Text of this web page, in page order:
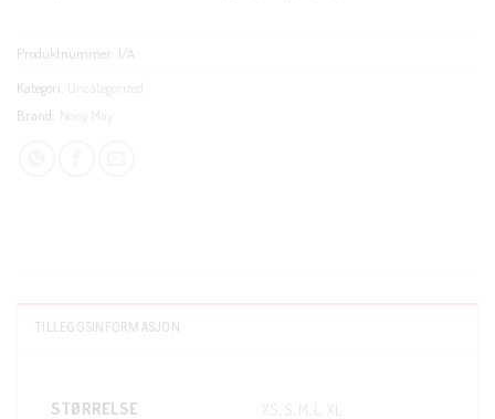
Produktnummer: I/A
Kategori: Uncategorized
Brand: Noisy May
TILLEGGSINFORMASJON
STØRRELSE